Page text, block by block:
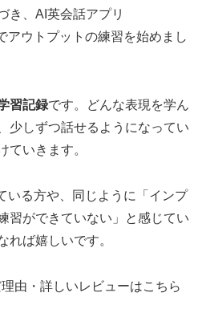
き、AI英会話アプリ
アウトプットの練習を始めまし
習記録です。どんな表現を学ん
少しずつ話せるようになってい
ていきます。
いる方や、同じように「インプ
習ができていない」と感じてい
れば嬉しいです。
由・詳しいレビューはこちら